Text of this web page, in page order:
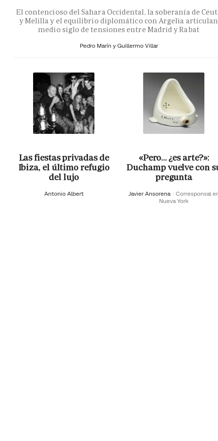
El contencioso del Sahara Occidental, la soberanía de
y Melilla y el equilibrio diplomático con Argelia articulan
medio siglo de tensiones entre Madrid y Rabat
Pedro Marín y Guillermo Villar
Las fiestas privadas de
Ibiza, el último refugio
del lujo
Antonio Albert
«Pero… ¿es arte?»:
Duchamp vuelve con
pregunta
Javier Ansorena
Corresponsal
Nueva York